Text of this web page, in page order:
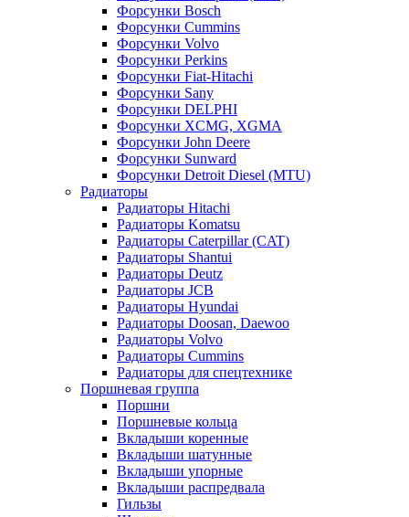
Форсунки Bosch
Форсунки Cummins
Форсунки Volvo
Форсунки Perkins
Форсунки Fiat-Hitachi
Форсунки Sany
Форсунки DELPHI
Форсунки XCMG, XGMA
Форсунки John Deere
Форсунки Sunward
Форсунки Detroit Diesel (MTU)
Радиаторы
Радиаторы Hitachi
Радиаторы Komatsu
Радиаторы Caterpillar (CAT)
Радиаторы Shantui
Радиаторы Deutz
Радиаторы JCB
Радиаторы Hyundai
Радиаторы Doosan, Daewoo
Радиаторы Volvo
Радиаторы Cummins
Радиаторы для спецтехнике
Поршневая группа
Поршни
Поршневые кольца
Вкладыши коренные
Вкладыши шатунные
Вкладыши упорные
Вкладыши распредвала
Гильзы